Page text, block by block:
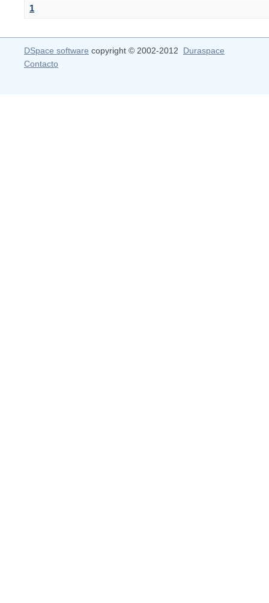
1
DSpace software copyright © 2002-2012 Duraspace
Contacto